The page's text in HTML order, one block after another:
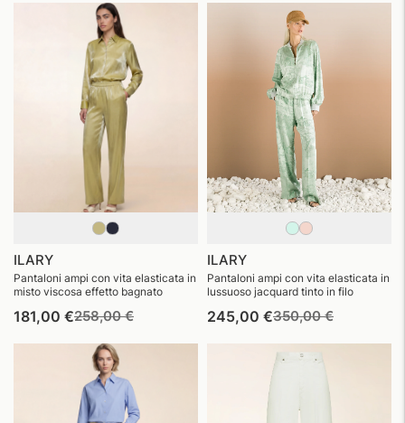
listino
listino
ILARY
Pantaloni ampi con vita elasticata in
misto viscosa effetto bagnato
181,00 €Prezzo
listino
258,00 €Prezzo
ILARY
Pantaloni ampi con vita elasticata in
lussuoso jacquard tinto in filo
245,00 €Prezzo
listino
350,00 €Prezzo